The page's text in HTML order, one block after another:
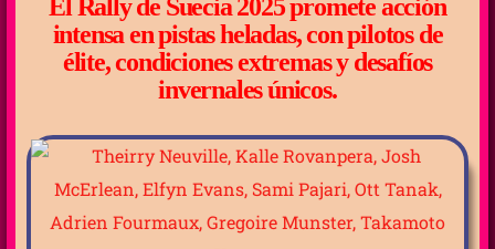
El Rally de Suecia 2025 promete acción
intensa en pistas heladas, con pilotos de
élite, condiciones extremas y desafíos
invernales únicos.